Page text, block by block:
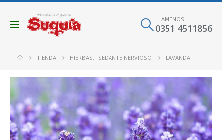
LLAMENOS
0351 4511856
TIENDA HIERBAS, SEDANTE NERVIOSO LAVANDA